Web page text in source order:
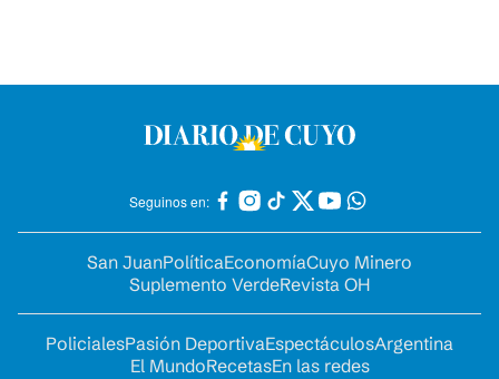
Seguinos en:
San JuanPolíticaEconomíaCuyo Minero
Suplemento VerdeRevista OH
PolicialesPasión DeportivaEspectáculosArgentina
El MundoRecetasEn las redes